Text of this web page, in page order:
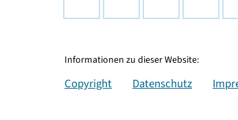
Informationen zu dieser Website:
Copyright Datenschutz